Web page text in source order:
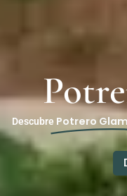
Descubre Potrero